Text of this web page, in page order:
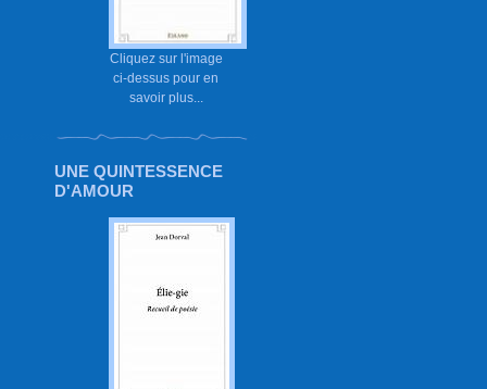
Cliquez sur l'image
ci-dessus pour en
savoir plus...
UNE QUINTESSENCE
D'AMOUR